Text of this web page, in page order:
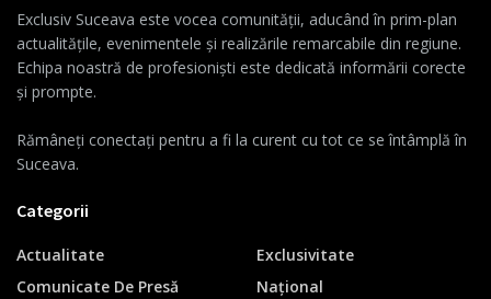
Exclusiv Suceava este vocea comunității, aducând în prim-plan
actualitățile, evenimentele și realizările remarcabile din regiune.
Echipa noastră de profesioniști este dedicată informării corecte
și prompte.
Rămâneți conectați pentru a fi la curent cu tot ce se întâmplă în
Suceava.
Categorii
Actualitate
Comunicate De Presă
Exclusivitate
Național